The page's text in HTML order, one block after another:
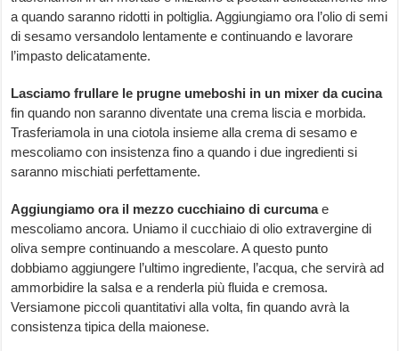
a quando saranno ridotti in poltiglia. Aggiungiamo ora l’olio di semi
di sesamo versandolo lentamente e continuando e lavorare
l’impasto delicatamente.
Lasciamo frullare le prugne umeboshi in un mixer da cucina
fin quando non saranno diventate una crema liscia e morbida.
Trasferiamola in una ciotola insieme alla crema di sesamo e
mescoliamo con insistenza fino a quando i due ingredienti si
saranno mischiati perfettamente.
Aggiungiamo ora il mezzo cucchiaino di curcumae
mescoliamo ancora. Uniamo il cucchiaio di olio extravergine di
oliva sempre continuando a mescolare. A questo punto
dobbiamo aggiungere l’ultimo ingrediente, l’acqua, che servirà ad
ammorbidire la salsa e a renderla più fluida e cremosa.
Versiamone piccoli quantitativi alla volta, fin quando avrà la
consistenza tipica della maionese.